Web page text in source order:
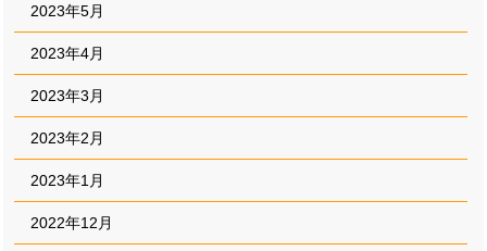
2023年5月
2023年4月
2023年3月
2023年2月
2023年1月
2022年12月